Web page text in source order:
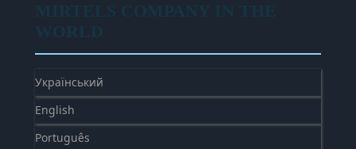
Український
English
Português